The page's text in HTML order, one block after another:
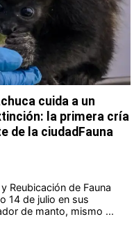
cuida a un
la primera cría
de la ciudadFauna
Reubicación de Fauna
14 de julio en sus
de manto, mismo ...